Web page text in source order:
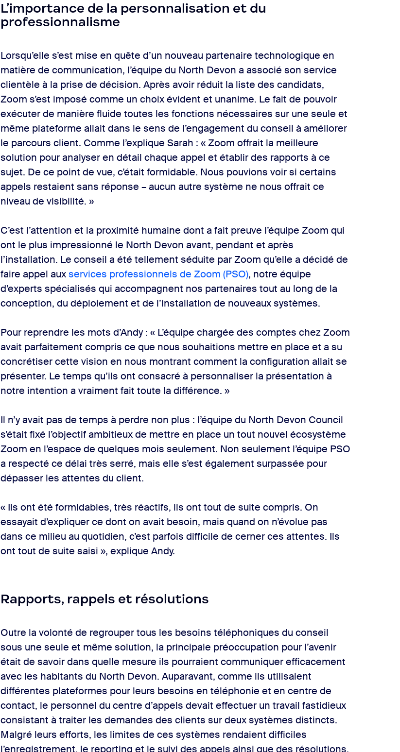
L’importance de la personnalisation et du
professionnalisme
Lorsqu’elle s’est mise en quête d’un nouveau partenaire technologique en
matière de communication, l’équipe du North Devon a associé son service
clientèle à la prise de décision. Après avoir réduit la liste des candidats,
Zoom s’est imposé comme un choix évident et unanime. Le fait de pouvoir
exécuter de manière fluide toutes les fonctions nécessaires sur une seule et
même plateforme allait dans le sens de l’engagement du conseil à améliorer
le parcours client. Comme l’explique Sarah : « Zoom offrait la meilleure
solution pour analyser en détail chaque appel et établir des rapports à ce
sujet. De ce point de vue, c’était formidable. Nous pouvions voir si certains
appels restaient sans réponse – aucun autre système ne nous offrait ce
niveau de visibilité. »
C’est l’attention et la proximité humaine dont a fait preuve l’équipe Zoom qui
ont le plus impressionné le North Devon avant, pendant et après
l’installation. Le conseil a été tellement séduite par Zoom qu’elle a décidé de
faire appel auxservices professionnels de Zoom (PSO), notre équipe
d’experts spécialisés qui accompagnent nos partenaires tout au long de la
conception, du déploiement et de l’installation de nouveaux systèmes.
Pour reprendre les mots d’Andy : « L’équipe chargée des comptes chez Zoom
avait parfaitement compris ce que nous souhaitions mettre en place et a su
concrétiser cette vision en nous montrant comment la configuration allait se
présenter. Le temps qu’ils ont consacré à personnaliser la présentation à
notre intention a vraiment fait toute la différence. »
Il n’y avait pas de temps à perdre non plus : l’équipe du North Devon Council
s’était fixé l’objectif ambitieux de mettre en place un tout nouvel écosystème
Zoom en l’espace de quelques mois seulement. Non seulement l’équipe PSO
a respecté ce délai très serré, mais elle s’est également surpassée pour
dépasser les attentes du client.
« Ils ont été formidables, très réactifs, ils ont tout de suite compris. On
essayait d’expliquer ce dont on avait besoin, mais quand on n’évolue pas
dans ce milieu au quotidien, c’est parfois difficile de cerner ces attentes. Ils
ont tout de suite saisi », explique Andy.
Rapports, rappels et résolutions
Outre la volonté de regrouper tous les besoins téléphoniques du conseil
sous une seule et même solution, la principale préoccupation pour l’avenir
était de savoir dans quelle mesure ils pourraient communiquer efficacement
avec les habitants du North Devon. Auparavant, comme ils utilisaient
différentes plateformes pour leurs besoins en téléphonie et en centre de
contact, le personnel du centre d’appels devait effectuer un travail fastidieux
consistant à traiter les demandes des clients sur deux systèmes distincts.
Malgré leurs efforts, les limites de ces systèmes rendaient difficiles
l’enregistrement, le reporting et le suivi des appels ainsi que des résolutions.